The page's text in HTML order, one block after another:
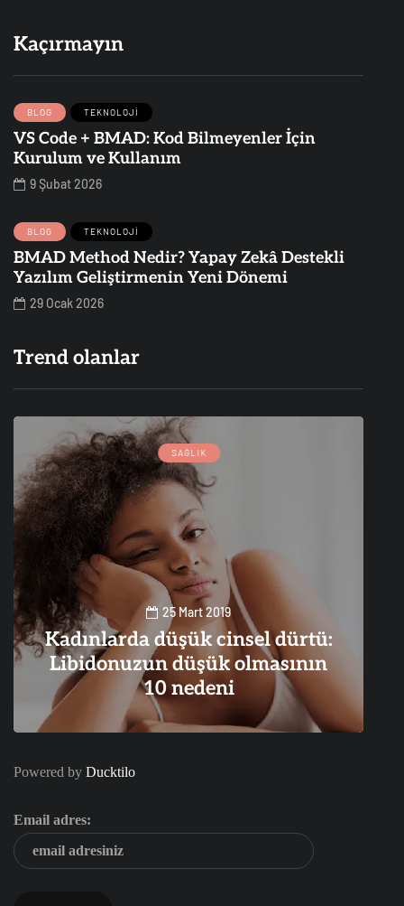
Kaçırmayın
BLOG TEKNOLOJI
VS Code + BMAD: Kod Bilmeyenler İçin
Kurulum ve Kullanım
9 Şubat 2026
BLOG TEKNOLOJI
BMAD Method Nedir? Yapay Zekâ Destekli
Yazılım Geliştirmenin Yeni Dönemi
29 Ocak 2026
Trend olanlar
SAĞLIK
25 Mart 2019
Kadınlarda düşük cinsel dürtü:
Libidonuzun düşük olmasının
10 nedeni
Powered by Ducktilo
Email adres: